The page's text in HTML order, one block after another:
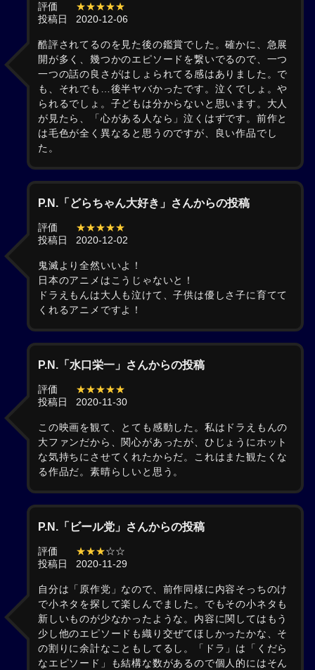
評価
★★★★★
投稿日
2020-12-06
酷評されてるのを見た後の鑑賞でした。確かに、急展
開が多く、幾つかのエピソードを繋いでるので、一つ
一つの話の良さがはしょられてる感はありました。で
も、それでも…後半ヤバかったです。泣くでしょ。や
られるでしょ。子どもは分からないと思います。大人
が見たら、「心がある人なら」泣くはずです。前作と
は毛色が全く異なると思うのですが、良い作品でし
た。
P.N.「どらちゃん大好き」さんからの投稿
評価
★★★★★
投稿日
2020-12-02
鬼滅より全然いいよ！
日本のアニメはこうじゃないと！
ドラえもんは大人も泣けて、子供は優しさ子に育てて
くれるアニメですよ！
P.N.「水口栄一」さんからの投稿
評価
★★★★★
投稿日
2020-11-30
この映画を観て、とても感動した。私はドラえもんの
大ファンだから、関心があったが、ひじょうにホット
な気持ちにさせてくれたからだ。これはまた観たくな
る作品だ。素晴らしいと思う。
P.N.「ビール党」さんからの投稿
評価 ★★★☆☆
投稿日
2020-11-29
自分は「原作党」なので、前作同様に内容そっちのけ
で小ネタを探して楽しんでました。でもその小ネタも
新しいものが少なかったような。内容に関してはもう
少し他のエピソードも織り交ぜてほしかったかな、そ
の割りに余計なこともしてるし。「ドラ」は「くだら
なエピソード」も結構な数があるので個人的にはそん